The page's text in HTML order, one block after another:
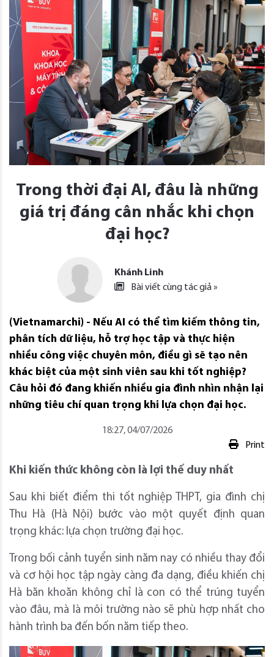
Trong thời đại AI, đâu là những
giá trị đáng cân nhắc khi chọn
đại học?
Khánh Linh
Bài viết cùng tác giả »
(Vietnamarchi) - Nếu AI có thể tìm kiếm thông tin,
phân tích dữ liệu, hỗ trợ học tập và thực hiện
nhiều công việc chuyên môn, điều gì sẽ tạo nên
khác biệt của một sinh viên sau khi tốt nghiệp?
Câu hỏi đó đang khiến nhiều gia đình nhìn nhận lại
những tiêu chí quan trọng khi lựa chọn đại học.
18:27, 04/07/2026
Print
Khi kiến thức không còn là lợi thế duy nhất
Sau khi biết điểm thi tốt nghiệp THPT, gia đình chị
Thu Hà (Hà Nội) bước vào một quyết định quan
trọng khác: lựa chọn trường đại học.
Trong bối cảnh tuyển sinh năm nay có nhiều thay đổi
và cơ hội học tập ngày càng đa dạng, điều khiến chị
Hà băn khoăn không chỉ là con có thể trúng tuyển
vào đâu, mà là môi trường nào sẽ phù hợp nhất cho
hành trình ba đến bốn năm tiếp theo.